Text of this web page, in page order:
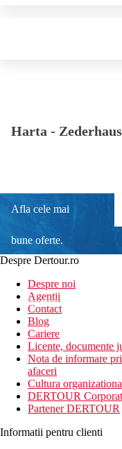
Harta - Zederhaus
Afla cele mai
bune oferte.
newsletter!
Despre Dertour.ro
Despre noi
Agentii
Contact
Blog
Cariere
Licente, documente
Nota de informare
afaceri
Cultura
DERTOUR
Partener DERTOUR
Informatii pentru clienti